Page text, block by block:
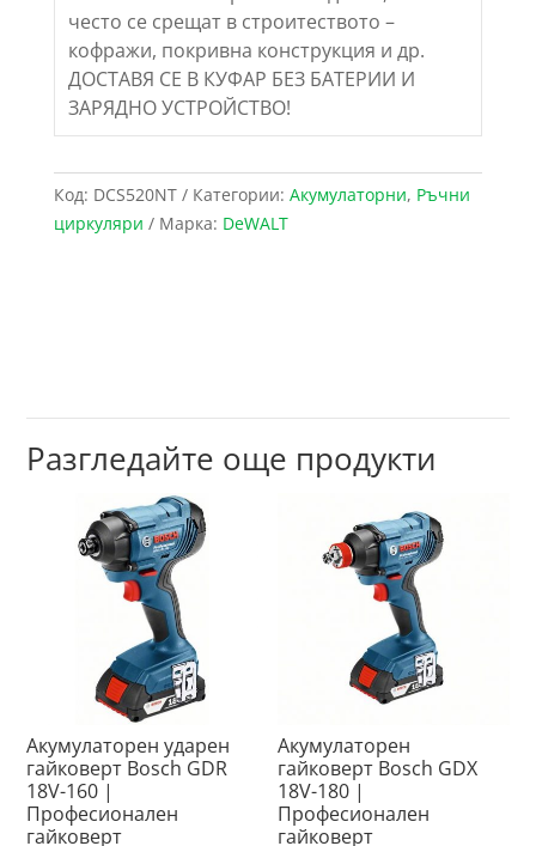
често се срещат в строитеството –
кофражи, покривна конструкция и др.
ДОСТАВЯ СЕ В КУФАР БЕЗ БАТЕРИИ И
ЗАРЯДНО УСТРОЙСТВО!
Код: DCS520NT Категории: Акумулаторни, Ръчни
циркуляри
Марка: DeWALT
Разгледайте още продукти
Акумулаторен ударен
гайковерт Bosch GDR
18V-160 |
Професионален
гайковерт
Акумулаторен
гайковерт Bosch GDX
18V-180 |
Професионален
гайковерт